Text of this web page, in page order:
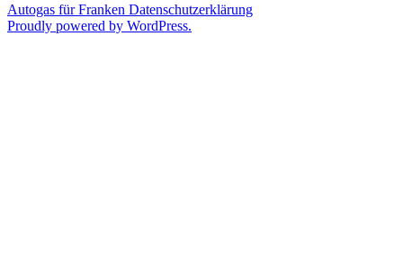
Autogas für Franken Datenschutzerklärung
Proudly powered by WordPress.